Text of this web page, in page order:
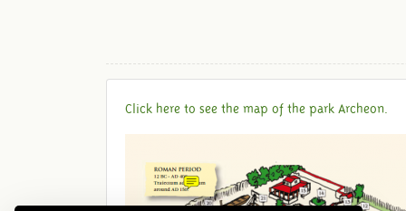
Click here to see the map of the park Archeon.